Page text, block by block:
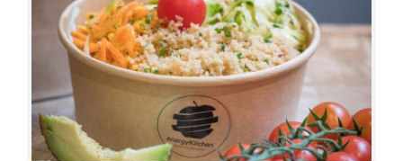
WIR BRINGEN DIR ENERGY KITCHEN INS
(HOME-) OFFICE
Allgemein Restaurant